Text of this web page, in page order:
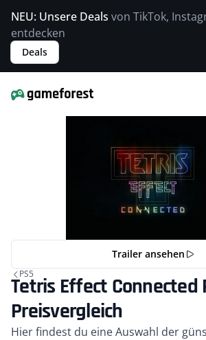
NEU: Unsere Deals von TikTok,
entdecken
Deals
Trailer ansehen
PS5
Tetris Effect Connected
Preisvergleich
Kurzbeschreibung
Hier findest du eine Auswahl der